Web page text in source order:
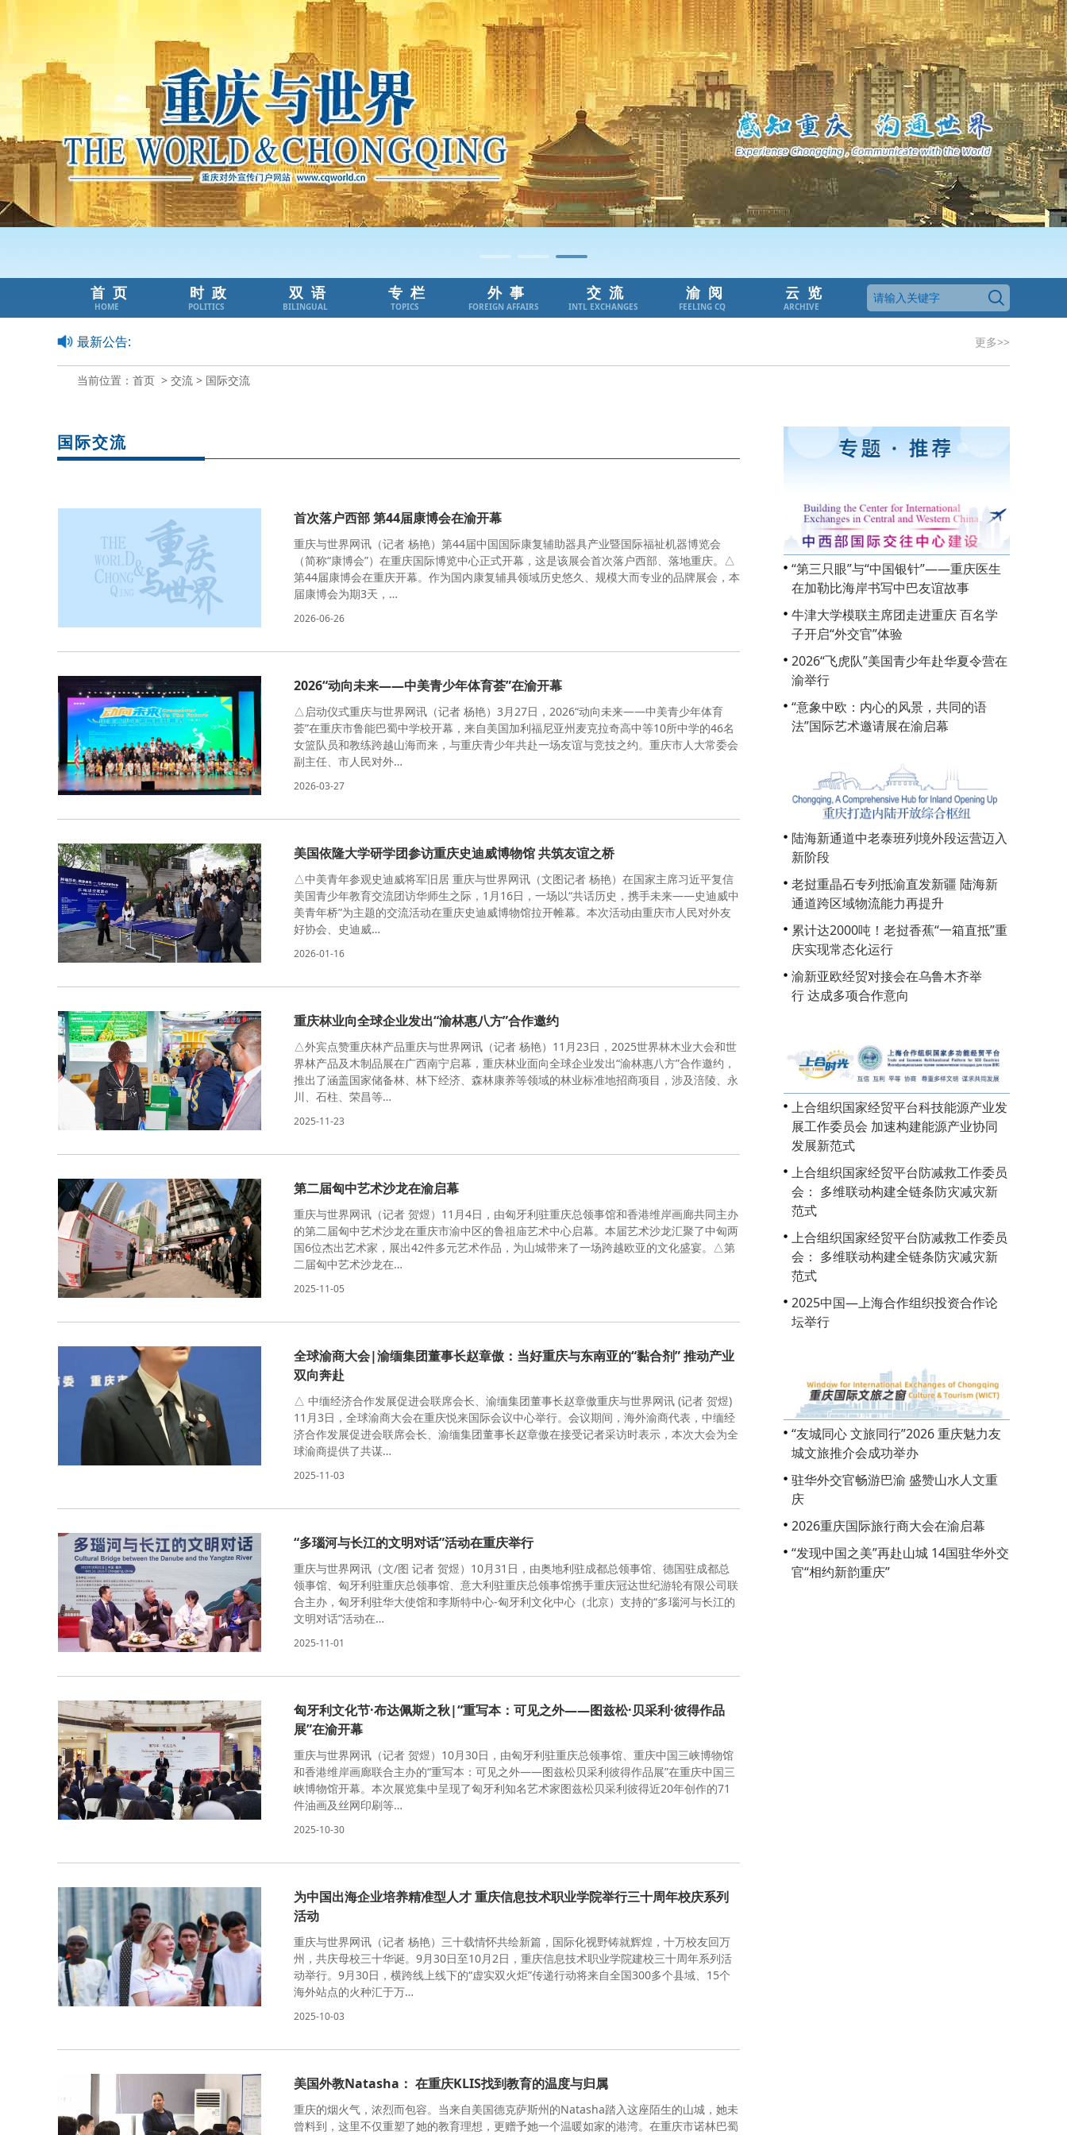
首页
HOME
时政
POLITICS
双语
BILINGUAL
专栏
TOPICS
外事
FOREIGN AFFAIRS
交流
INTL EXCHANGES
渝阅
FEELING CQ
云览
ARCHIVE
最新公告: 更多>>
当前位置： 首页 > 交流 > 国际交流
国际交流
首次落户西部 第44届康博会在渝开幕
重庆与世界网讯（记者 杨艳）第44届中国国际康复辅助器具产业暨国际福祉机器博览会
（简称“康博会”）在重庆国际博览中心正式开幕，这是该展会首次落户西部、落地重庆。△
第44届康博会在重庆开幕。作为国内康复辅具领域历史悠久、规模大而专业的品牌展会，本
届康博会为期3天，…
2026-06-26
2026“动向未来——中美青少年体育荟”在渝开幕
△启动仪式重庆与世界网讯（记者 杨艳）3月27日，2026“动向未来——中美青少年体育
荟”在重庆市鲁能巴蜀中学校开幕，来自美国加利福尼亚州麦克拉奇高中等10所中学的46名
女篮队员和教练跨越山海而来，与重庆青少年共赴一场友谊与竞技之约。重庆市人大常委会
副主任、市人民对外…
2026-03-27
美国依隆大学研学团参访重庆史迪威博物馆 共筑友谊之桥
△中美青年参观史迪威将军旧居 重庆与世界网讯（文图记者 杨艳）在国家主席习近平复信
美国青少年教育交流团访华师生之际，1月16日，一场以“共话历史，携手未来——史迪威中
美青年桥”为主题的交流活动在重庆史迪威博物馆拉开帷幕。本次活动由重庆市人民对外友
好协会、史迪威…
2026-01-16
重庆林业向全球企业发出“渝林惠八方”合作邀约
△外宾点赞重庆林产品重庆与世界网讯（记者 杨艳）11月23日，2025世界林木业大会和世
界林产品及木制品展在广西南宁启幕，重庆林业面向全球企业发出“渝林惠八方”合作邀约，
推出了涵盖国家储备林、林下经济、森林康养等领域的林业标准地招商项目，涉及涪陵、永
川、石柱、荣昌等…
2025-11-23
第二届匈中艺术沙龙在渝启幕
重庆与世界网讯（记者 贺煜）11月4日，由匈牙利驻重庆总领事馆和香港维岸画廊共同主办
的第二届匈中艺术沙龙在重庆市渝中区的鲁祖庙艺术中心启幕。本届艺术沙龙汇聚了中匈两
国6位杰出艺术家，展出42件多元艺术作品，为山城带来了一场跨越欧亚的文化盛宴。△第
二届匈中艺术沙龙在…
2025-11-05
全球渝商大会|渝缅集团董事长赵章傲：当好重庆与东南亚的“黏合剂” 推动产业
双向奔赴
△ 中缅经济合作发展促进会联席会长、渝缅集团董事长赵章傲重庆与世界网讯 (记者 贺煜)
11月3日，全球渝商大会在重庆悦来国际会议中心举行。会议期间，海外渝商代表，中缅经
济合作发展促进会联席会长、渝缅集团董事长赵章傲在接受记者采访时表示，本次大会为全
球渝商提供了共谋…
2025-11-03
“多瑙河与长江的文明对话”活动在重庆举行
重庆与世界网讯（文/图 记者 贺煜）10月31日，由奥地利驻成都总领事馆、德国驻成都总
领事馆、匈牙利驻重庆总领事馆、意大利驻重庆总领事馆携手重庆冠达世纪游轮有限公司联
合主办，匈牙利驻华大使馆和李斯特中心-匈牙利文化中心（北京）支持的“多瑙河与长江的
文明对话”活动在…
2025-11-01
匈牙利文化节·布达佩斯之秋|“重写本：可见之外——图兹松·贝采利·彼得作品
展”在渝开幕
重庆与世界网讯（记者 贺煜）10月30日，由匈牙利驻重庆总领事馆、重庆中国三峡博物馆
和香港维岸画廊联合主办的“重写本：可见之外——图兹松贝采利彼得作品展”在重庆中国三
峡博物馆开幕。本次展览集中呈现了匈牙利知名艺术家图兹松贝采利彼得近20年创作的71
件油画及丝网印刷等…
2025-10-30
为中国出海企业培养精准型人才 重庆信息技术职业学院举行三十周年校庆系列
活动
重庆与世界网讯（记者 杨艳）三十载情怀共绘新篇，国际化视野铸就辉煌，十万校友回万
州，共庆母校三十华诞。9月30日至10月2日，重庆信息技术职业学院建校三十周年系列活
动举行。9月30日，横跨线上线下的“虚实双火炬”传递行动将来自全国300多个县域、15个
海外站点的火种汇于万…
2025-10-03
美国外教Natasha： 在重庆KLIS找到教育的温度与归属
重庆的烟火气，浓烈而包容。当来自美国德克萨斯州的Natasha踏入这座陌生的山城，她未
曾料到，这里不仅重塑了她的教育理想，更赠予她一个温暖如家的港湾。在重庆市诺林巴蜀
“第三只眼”与“中国银针”——重庆医生
在加勒比海岸书写中巴友谊故事
牛津大学模联主席团走进重庆 百名学
子开启“外交官”体验
2026“飞虎队”美国青少年赴华夏令营在
渝举行
“意象中欧：内心的风景，共同的语
法”国际艺术邀请展在渝启幕
陆海新通道中老泰班列境外段运营迈入
新阶段
老挝重晶石专列抵渝直发新疆 陆海新
通道跨区域物流能力再提升
累计达2000吨！老挝香蕉“一箱直抵”重
庆实现常态化运行
渝新亚欧经贸对接会在乌鲁木齐举
行 达成多项合作意向
上合组织国家经贸平台科技能源产业发
展工作委员会 加速构建能源产业协同
发展新范式
上合组织国家经贸平台防减救工作委员
会： 多维联动构建全链条防灾减灾新
范式
上合组织国家经贸平台防减救工作委员
会： 多维联动构建全链条防灾减灾新
范式
2025中国—上海合作组织投资合作论
坛举行
“友城同心 文旅同行”2026 重庆魅力友
城文旅推介会成功举办
驻华外交官畅游巴渝 盛赞山水人文重
庆
2026重庆国际旅行商大会在渝启幕
“发现中国之美”再赴山城 14国驻华外交
官“相约新韵重庆”